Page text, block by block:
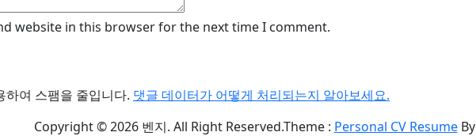
website in this browser for the next time I comment.
여 스팸을 줄입니다. 댓글 데이터가 어떻게 처리되는지 알아보세요.
Copyright © 2026 벤지. All Right Reserved.Theme : Personal CV ResumeBy